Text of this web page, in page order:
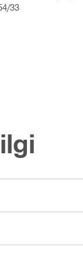
33